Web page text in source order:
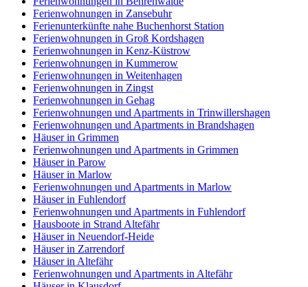
Ferienwohnungen in Zansebuhr
Ferienunterkünfte nahe Buchenhorst Station
Ferienwohnungen in Groß Kordshagen
Ferienwohnungen in Kenz-Küstrow
Ferienwohnungen in Kummerow
Ferienwohnungen in Weitenhagen
Ferienwohnungen in Zingst
Ferienwohnungen in Gehag
Ferienwohnungen und Apartments in Trinwillershagen
Ferienwohnungen und Apartments in Brandshagen
Häuser in Grimmen
Ferienwohnungen und Apartments in Grimmen
Häuser in Parow
Häuser in Marlow
Ferienwohnungen und Apartments in Marlow
Häuser in Fuhlendorf
Ferienwohnungen und Apartments in Fuhlendorf
Hausboote in Strand Altefähr
Häuser in Neuendorf-Heide
Häuser in Zarrendorf
Häuser in Altefähr
Ferienwohnungen und Apartments in Altefähr